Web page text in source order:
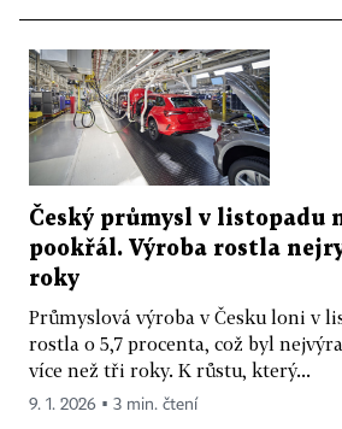
Český průmysl v listopadu
pookřál. Výroba rostla
roky
Průmyslová výroba v Česku loni v
rostla o 5,7 procenta, což byl
více než tři roky. K růstu, který...
9. 1. 2026 ▪ 3 min. čtení